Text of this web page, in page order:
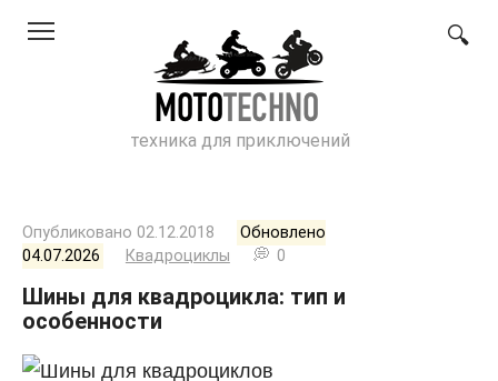
техника для приключений
Опубликовано 02.12.2018
Обновлено
04.07.2026
Квадроциклы 0
Шины для квадроцикла: тип и
особенности